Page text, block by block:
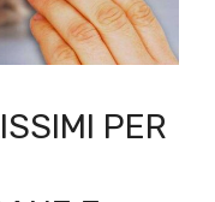
PER